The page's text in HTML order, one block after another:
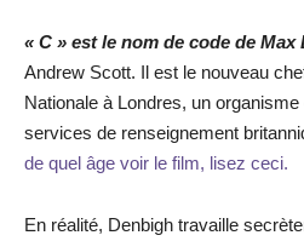
« C » est le nom de code de Max
Andrew Scott. Il est le nouveau
Nationale à Londres, un
services de renseignement
de quel âge voir le film, lisez ceci.
En réalité, Denbigh travaille